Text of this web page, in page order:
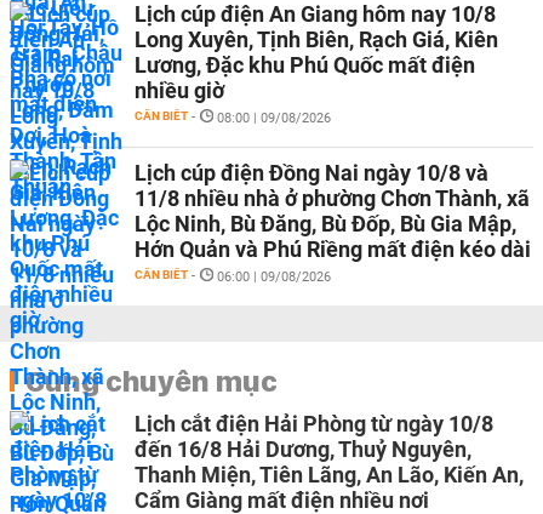
Lịch cúp điện An Giang hôm nay 10/8
Long Xuyên, Tịnh Biên, Rạch Giá, Kiên
Lương, Đặc khu Phú Quốc mất điện
nhiều giờ
CẦN BIẾT - 08:00 | 09/08/2026
Lịch cúp điện Đồng Nai ngày 10/8 và
11/8 nhiều nhà ở phường Chơn Thành, xã
Lộc Ninh, Bù Đăng, Bù Đốp, Bù Gia Mập,
Hớn Quản và Phú Riềng mất điện kéo dài
CẦN BIẾT - 06:00 | 09/08/2026
Cùng chuyên mục
Lịch cắt điện Hải Phòng từ ngày 10/8
đến 16/8 Hải Dương, Thuỷ Nguyên,
Thanh Miện, Tiên Lãng, An Lão, Kiến An,
Cẩm Giàng mất điện nhiều nơi